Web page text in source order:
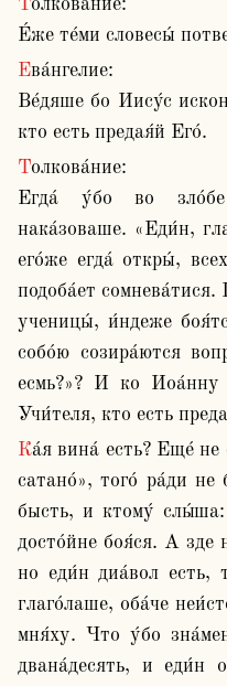
Толкова́ние:
Е́же те́ми словесы́
Ева́нгелие:
Ве́дяше бо Иису́с
кто есть предая́й Его́.
Толкова́ние:
Егда́ у́бо во зло́бе
нака́зоваше. «Еди́н,
его́же егда́ откры́,
подоба́ет
ученицы́, и́ндеже
собо́ю созира́ются
есмь?»? И ко Иоа́нну
Учи́теля, кто есть
Ка́я вина́ есть? Еще́ не слы́ша Петр: «Иди́ за Мно́ю,
сатано́», того́ ра́ди не
бысть, и ктому́
досто́йне боя́ся. А зде
но еди́н диа́вол есть,
глаго́лаше, оба́че
мня́ху. Что у́бо
двана́десять, и еди́н